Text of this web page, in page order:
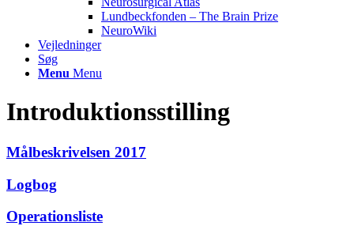
Lundbeckfonden – The Brain Prize
NeuroWiki
Vejledninger
Søg
Menu Menu
Introduktionsstilling
Målbeskrivelsen 2017
Logbog
Operationsliste